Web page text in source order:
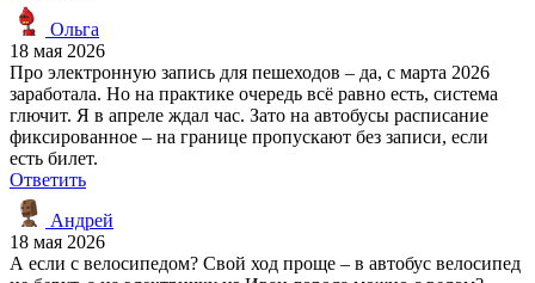
Ольга
18 мая 2026
Про электронную запись для пешеходов – да, с марта 2026
заработала. Но на практике очередь всё равно есть, система
глючит. Я в апреле ждал час. Зато на автобусы расписание
фиксированное – на границе пропускают без записи, если
есть билет.
Ответить
Андрей
18 мая 2026
А если с велосипедом? Свой ход проще – в автобус велосипед